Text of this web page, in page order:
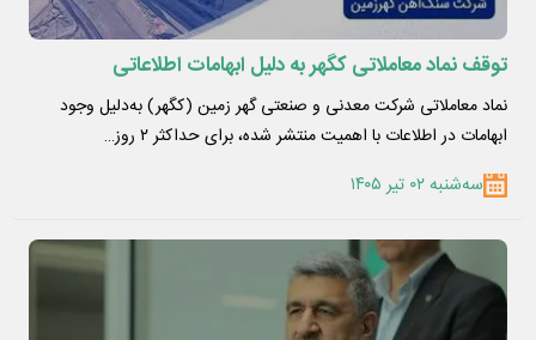
توقف نماد معاملاتی کگهر به دلیل ابهامات اطلاعاتی
نماد معاملاتی شرکت معدنی و صنعتی گهر زمین (کگهر) به‌دلیل وجود
ابهامات در اطلاعات با اهمیت منتشر شده، برای حداکثر ۲ روز…
سه‌شنبه ۰۲ تیر ۱۴۰۵